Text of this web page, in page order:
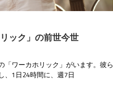
ック」の前世今世
「ワーカホリック」がいます。彼ら
、1日24時間に、週7日